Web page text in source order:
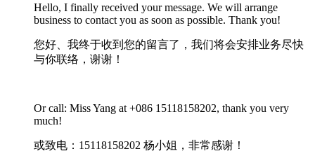
Hello, I finally received your message. We will arrange
business to contact you as soon as possible. Thank you!
您好、我终于收到您的留言了，我们将会安排业务尽快
与你联络，谢谢！
Or call: Miss Yang at +086 15118158202, thank you very
much!
或致电：15118158202 杨小姐，非常感谢！